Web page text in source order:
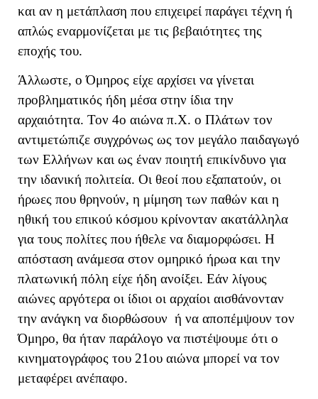
και αν η μετάπλαση που επιχειρεί παράγει τέχνη ή
απλώς εναρμονίζεται με τις βεβαιότητες της
εποχής του.
Άλλωστε, ο Όμηρος είχε αρχίσει να γίνεται
προβληματικός ήδη μέσα στην ίδια την
αρχαιότητα. Τον 4ο αιώνα π.Χ. ο Πλάτων τον
αντιμετώπιζε συγχρόνως ως τον μεγάλο παιδαγωγό
των Ελλήνων και ως έναν ποιητή επικίνδυνο για
την ιδανική πολιτεία. Οι θεοί που εξαπατούν, οι
ήρωες που θρηνούν, η μίμηση των παθών και η
ηθική του επικού κόσμου κρίνονταν ακατάλληλα
για τους πολίτες που ήθελε να διαμορφώσει. Η
απόσταση ανάμεσα στον ομηρικό ήρωα και την
πλατωνική πόλη είχε ήδη ανοίξει. Εάν λίγους
αιώνες αργότερα οι ίδιοι οι αρχαίοι αισθάνονταν
την ανάγκη να διορθώσουν ή να αποπέμψουν τον
Όμηρο, θα ήταν παράλογο να πιστέψουμε ότι ο
κινηματογράφος του 21ου αιώνα μπορεί να τον
μεταφέρει ανέπαφο.